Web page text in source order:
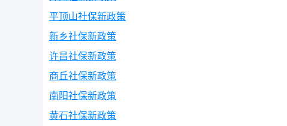
平顶山社保新政策
新乡社保新政策
许昌社保新政策
商丘社保新政策
南阳社保新政策
黄石社保新政策